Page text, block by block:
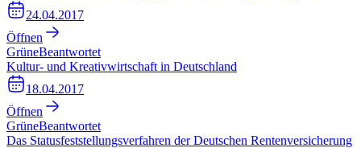
24.04.2017
Öffnen
GrüneBeantwortet
Kultur- und Kreativwirtschaft in Deutschland
18.04.2017
Öffnen
GrüneBeantwortet
Das Statusfeststellungsverfahren der Deutschen Rentenversicherung